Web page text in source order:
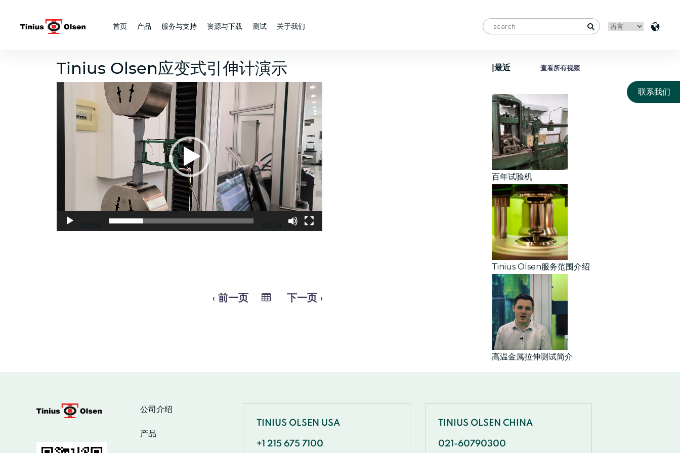
首页 产品 服务与支持 资源与下载 测试 关于我们
Tinius Olsen应变式引伸计演示
Player
00:00 00:14
‹ 前一页 下一页 ›
|最近 查看所有视频
百年试验机
Tinius Olsen服务范围介绍
高温金属拉伸测试简介
公司介绍
产品
TINIUS OLSEN USA
+1 215 675 7100
TINIUS OLSEN CHINA
021-60790300
联系我们